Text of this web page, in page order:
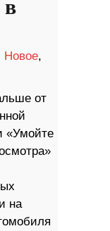
Новое,
от
«Умойте
на